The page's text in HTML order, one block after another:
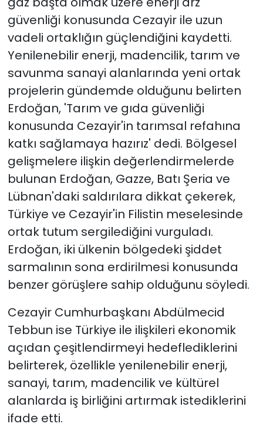
güvenliği konusunda Cezayir ile uzun
vadeli ortaklığın güçlendiğini kaydetti.
Yenilenebilir enerji, madencilik, tarım ve
savunma sanayi alanlarında yeni ortak
projelerin gündemde olduğunu belirten
Erdoğan, 'Tarım ve gıda güvenliği
konusunda Cezayir'in tarımsal refahına
katkı sağlamaya hazırız' dedi. Bölgesel
gelişmelere ilişkin değerlendirmelerde
bulunan Erdoğan, Gazze, Batı Şeria ve
Lübnan'daki saldırılara dikkat çekerek,
Türkiye ve Cezayir'in Filistin meselesinde
ortak tutum sergilediğini vurguladı.
Erdoğan, iki ülkenin bölgedeki şiddet
sarmalının sona erdirilmesi konusunda
benzer görüşlere sahip olduğunu söyledi.
Cezayir Cumhurbaşkanı Abdülmecid
Tebbun ise Türkiye ile ilişkileri ekonomik
açıdan çeşitlendirmeyi hedeflediklerini
belirterek, özellikle yenilenebilir enerji,
sanayi, tarım, madencilik ve kültürel
alanlarda iş birliğini artırmak istediklerini
ifade etti.